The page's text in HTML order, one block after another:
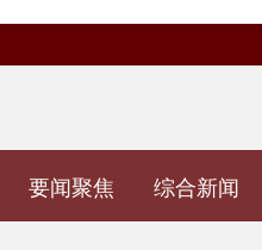
要闻聚焦 综合新闻